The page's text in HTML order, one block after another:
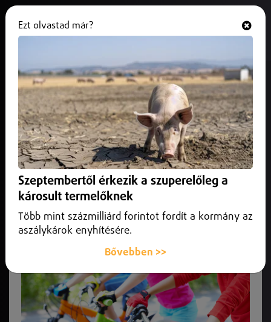
Rászorultsági alapon oszthatják az
iskolakezdési pénzt
2026. június 09.Belföld
Akár már augusztusban megkaphatják a családok a
támogatást.
Ezt olvastad már?
Szeptembertől érkezik a szuperelőleg a
károsult termelőknek
Több mint százmilliárd forintot fordít a kormány az
aszálykárok enyhítésére.
Bővebben >>